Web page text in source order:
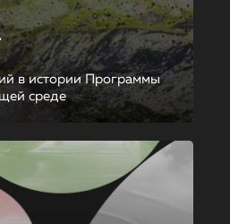
в истории Программы
среде